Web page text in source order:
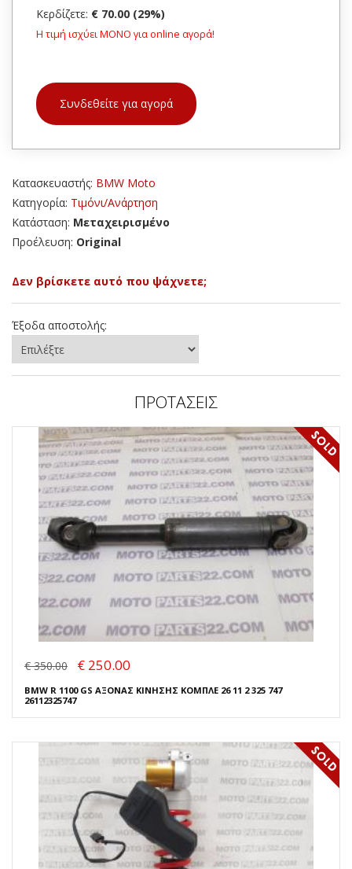
Κερδίζετε: € 70.00 (29%)
Η τιμή ισχύει ΜΟΝΟ για online αγορά!
Συνδεθείτε για αγορά
Κατασκευαστής: BMW Moto
Κατηγορία: Τιμόνι/Ανάρτηση
Κατάσταση: Μεταχειρισμένο
Προέλευση: Original
Δεν βρίσκετε αυτό που ψάχνετε;
Έξοδα αποστολής:
ΠΡΟΤΑΣΕΙΣ
€ 350.00 € 250.00
BMW R 1100 GS ΑΞΟΝΑΣ ΚΙΝΗΣΗΣ ΚΟΜΠΛΕ 26 11 2 325 747
26112325747